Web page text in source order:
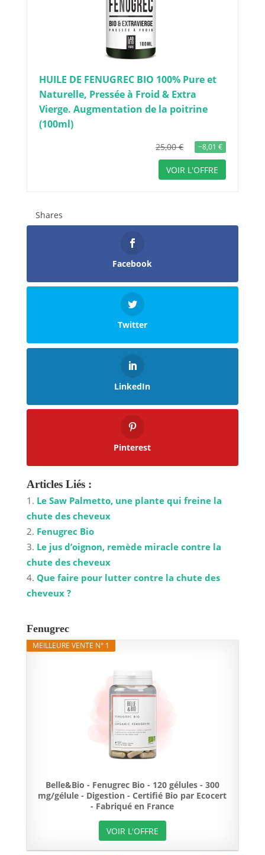
HUILE DE FENUGREC BIO 100% Pure et
Naturelle, Pressée à Froid & Extra
Vierge. Augmentation de la poitrine
(100ml)
25,00 € −8,01 €
VOIR L'OFFRE
Shares
Facebook
Twitter
LinkedIn
Pinterest
Articles Liés :
Le Saw Palmetto, une plante qui freine la
chute des cheveux
Fenugrec Bio
Le jus d’oignon, remède miracle contre la
chute des cheveux
Que faire pour lutter contre la chute des
cheveux ?
Fenugrec
MEILLEURE VENTE N° 1
Belle&Bio - Fenugrec Bio - 120 gélules - 300
mg/gélule - Digestion - Certifié Bio par Ecocert
- Fabriqué en France
VOIR L'OFFRE